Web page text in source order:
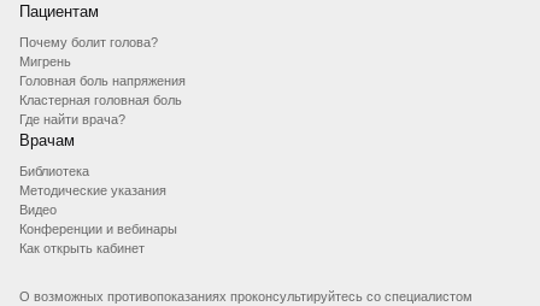
Пациентам
Почему болит голова?
Мигрень
Головная боль напряжения
Кластерная головная боль
Где найти врача?
Врачам
Библиотека
Методические указания
Видео
Конференции и вебинары
Как открыть кабинет
О возможных противопоказаниях проконсультируйтесь со специалистом